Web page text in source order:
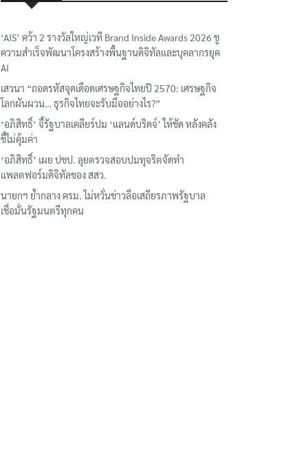
‘AIS’ คว้า 2 รางวัลใหญ่เวที Brand Inside Awards 2026 ชู
ความสำเร็จพัฒนาโครงสร้างพื้นฐานดิจิทัลและบุคลากรยุค
AI
เสวนา “ถอดรหัสจุดเดือดเศรษฐกิจไทยปี 2570: เศรษฐกิจ
โลกผันผวน… ธุรกิจไทยจะรับมืออย่างไร?”
‘อภิสิทธิ์’ จี้รัฐบาลเคลียร์ปม ‘แลนด์บริดจ์’ ให้ชัด หลังคลัง
ชี้ไม่คุ้มค่า
‘อภิสิทธิ์’ เผย ปชป. ลุยตรวจสอบปมทุจริตจัดทำ
แพลตฟอร์มดิจิทัลของ สสว.
นายกฯ ย้ำกลาง ครม. ไม่หวั่นข่าวลือเสถียรภาพรัฐบาล
เชื่อมั่นรัฐมนตรีทุกคน